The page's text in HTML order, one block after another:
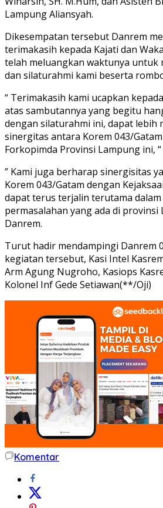
Lampung Aliansyah.
Dikesempatan tersebut Danrem
terimakasih kepada Kajati dan
telah meluangkan waktunya untuk
dan silaturahmi kami beserta
“ Terimakasih kami ucapkan
atas sambutannya yang begitu
dengan silaturahmi ini, dapat lebih
sinergitas antara Korem 043/
Forkopimda Provinsi Lampung ini, “
” Kami juga berharap sinergisitas
Korem 043/Gatam dengan
dapat terus terjalin terutama
permasalahan yang ada di provinsi
Danrem.
Turut hadir mendampingi Danrem
kegiatan tersebut, Kasi Intel
Arm Agung Nugroho, Kasiops
Kolonel Inf Gede Setiawan(**/Oji)
Komentar